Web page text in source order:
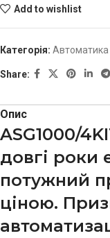
Add to wishlist
Категорія: Автоматика
Share:
Опис
ASG1000/
довгі роки
потужний
ціною.